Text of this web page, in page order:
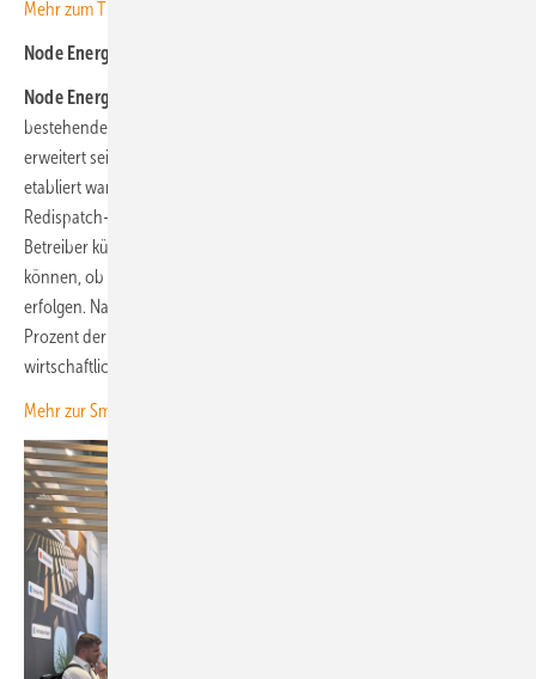
Mehr zum Thema Gründach mit Solar lesen Sie hier.
Node Energy: Transparenz bei der Abrechnung
Node Energy
bestehender Erzeugungsanlagen in den Fokus. Das Unternehmen
erweitert sein Erlösmonitoring, das bislang vor allem im Windbereich
etabliert war, zunehmend auf Photovoltaikanlagen. Insbesondere bei
Redispatch-Maßnahmen und marktbedingten Abschaltungen sollen
Betreiber künftig durch die Node-Lösung einfacher nachvollziehen
können, ob Entschädigungszahlungen vollständig und korrekt
erfolgen. Nach Angaben des Unternehmens weisen rund zehn
Prozent der Abrechnungen Fehler auf – ein erhebliches
wirtschaftliches Potenzial für Betreiber.
Mehr zur Smarter E Europe lesen Sie hier.